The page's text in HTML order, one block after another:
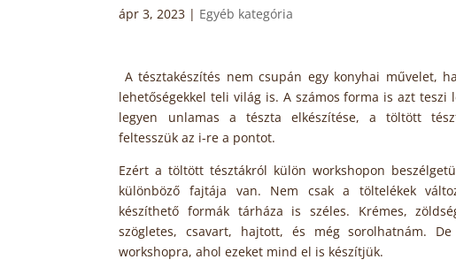
ápr 3, 2023 | Egyéb kategória
A tésztakészítés nem csupán egy konyhai művelet,
lehetőségekkel teli világ is. A számos forma is azt teszi
legyen unlamas a tészta elkészítése, a töltött
feltesszük az i-re a pontot.
Ezért a töltött tésztákról külön workshopon
különböző fajtája van. Nem csak a töltelékek
készíthető formák tárháza is széles. Krémes,
szögletes, csavart, hajtott, és még sorolhatnám.
workshopra, ahol ezeket mind el is készítjük.